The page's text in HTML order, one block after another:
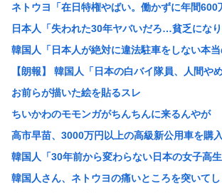
K-POPアイドルの約半数が3年後には姿を消
浜田雅功、超スパルタ高校時代 夏の思い出に
【絶望画像】7月の電気代逝ったああああああ
ワイ「最近、嫁の夜間外出が増えてる…怪し
【岡山】シャインマスカット200房（時価40万
焼肉ライクで2170円食べ放題！今どき2170円
なんで夏にマスクしてんだァ？
【悲報】京大生さん、ノリが寒すぎる
タトゥー彫り師さん「刺青入れてる奴は全員
ネトウヨ「在日特権やばい。働かずに年間600
日本人「失われた30年ヤバいだろ…貧乏にな
韓国人「日本人が絶対に違法駐車をしない本
【朗報】 韓国人「日本の白バイ隊員、人間や
お前らが描いた絵を貼るスレ
ちいかわのモモンガがちんちんに来るんやが
高市早苗、3000万円以上の高級新公用車を購
韓国人「30年前から変わらない日本の女子高
韓国人さん、ネトウヨの痛いところを突いて